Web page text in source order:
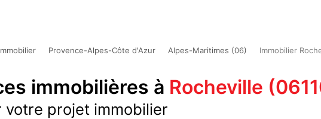
Provence-Alpes-Côte d'Azur Alpes-Maritimes (06) Immobilier
immobilières à Rocheville
votre projet immobilier